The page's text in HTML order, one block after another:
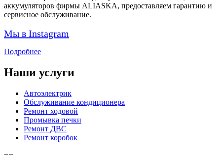
аккумуляторов фирмы ALIASKA, предоставляем гарантию и
сервисное обслуживание.
Мы в Instagram
Подробнее
Наши услуги
Автоэлектрик
Обслуживание кондиционера
Ремонт ходовой
Промывка печки
Ремонт ДВС
Ремонт коробок